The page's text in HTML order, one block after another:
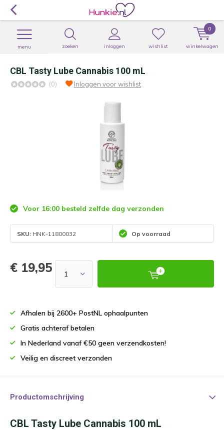
zoeken inloggen
menu wishlist winkelwagen
0
CBL Tasty Lube Cannabis 100 mL
(0) Inloggen voor wishlist
Voor 16:00 besteld zelfde dag verzonden
SKU: HNK-11800032 Op voorraad
€ 19,95
Afhalen bij 2600+ PostNL ophaalpunten
Gratis achteraf betalen
In Nederland vanaf €50 geen verzendkosten!
Veilig en discreet verzonden
Productomschrijving
CBL Tasty Lube Cannabis 100 mL